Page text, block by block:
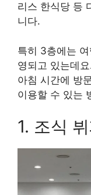
리스 한식당 등
니다.
특히 3층에는
영되고 있는데
아침 시간에 방
이용할 수 있는
1. 조식